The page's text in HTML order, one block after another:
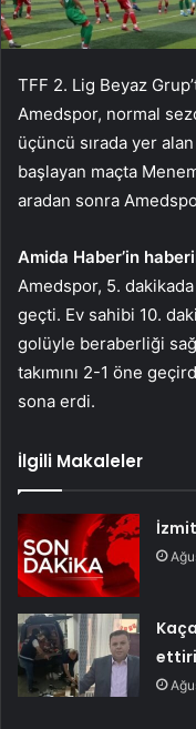
TFF 2. Lig Beyaz
Amedspor, normal
üçüncü sırada yer
başlayan maçta
aradan sonra
Amida Haber’in
Amedspor, 5.
geçti. Ev sahibi 10.
golüyle beraberliği
takımını 2-1 öne
sona erdi.
İlgili Makaleler